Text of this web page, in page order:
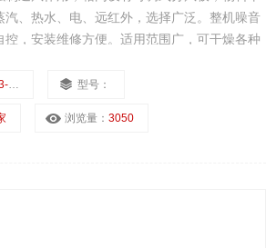
汽、热水、电、远红外，选择广泛。整机噪音
控，安装维修方便。适用范围广，可干燥各种
型号：
浏览量：3050